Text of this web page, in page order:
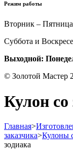
Режим работы
Вторник –
Суббота и
Выходной:
© Золотой Мастер
Кулон со
Главная>
заказчика>Кулоны
зодиака